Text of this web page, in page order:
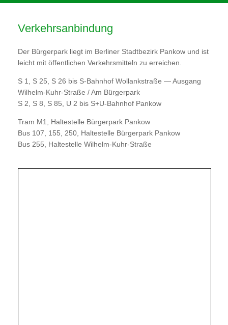
Verkehrsanbindung
Der Bürgerpark liegt im Berliner Stadtbezirk Pankow und ist
leicht mit öffentlichen Verkehrsmitteln zu erreichen.
S 1, S 25, S 26 bis S-Bahnhof Wollankstraße — Ausgang
Wilhelm-Kuhr-Straße / Am Bürgerpark
S 2, S 8, S 85, U 2 bis S+U-Bahnhof Pankow
Tram M1, Haltestelle Bürgerpark Pankow
Bus 107, 155, 250, Haltestelle Bürgerpark Pankow
Bus 255, Haltestelle Wilhelm-Kuhr-Straße